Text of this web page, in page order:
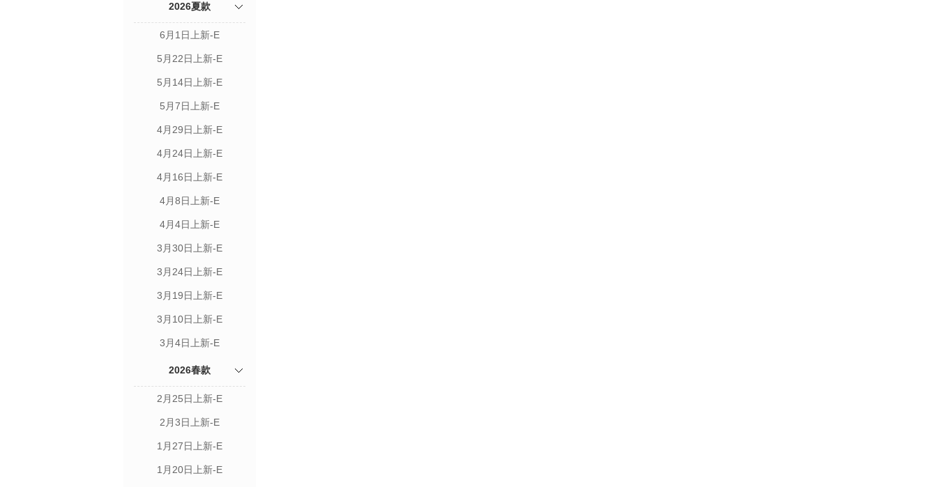
2026夏款
6月1日上新-E
5月22日上新-E
5月14日上新-E
5月7日上新-E
4月29日上新-E
4月24日上新-E
4月16日上新-E
4月8日上新-E
4月4日上新-E
3月30日上新-E
3月24日上新-E
3月19日上新-E
3月10日上新-E
3月4日上新-E
2026春款
2月25日上新-E
2月3日上新-E
1月27日上新-E
1月20日上新-E